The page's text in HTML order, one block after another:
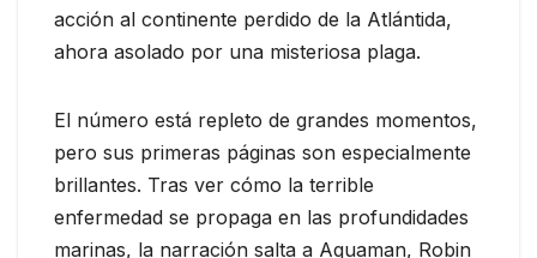
acción al continente perdido de la Atlántida,
ahora asolado por una misteriosa plaga.
El número está repleto de grandes momentos,
pero sus primeras páginas son especialmente
brillantes. Tras ver cómo la terrible
enfermedad se propaga en las profundidades
marinas, la narración salta a Aquaman, Robin